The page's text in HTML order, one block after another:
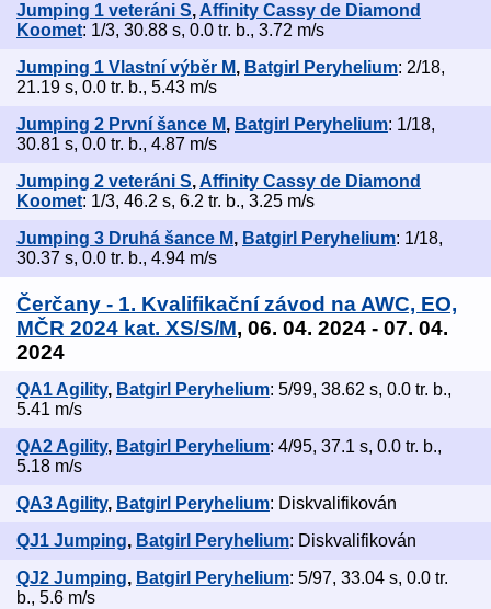
Jumping 1 veteráni S, Affinity Cassy de Diamond
Koomet: 1/3, 30.88 s, 0.0 tr. b., 3.72 m/s
Jumping 1 Vlastní výběr M, Batgirl Peryhelium: 2/18,
21.19 s, 0.0 tr. b., 5.43 m/s
Jumping 2 První šance M, Batgirl Peryhelium: 1/18,
30.81 s, 0.0 tr. b., 4.87 m/s
Jumping 2 veteráni S,Affinity Cassy de Diamond
Koomet: 1/3, 46.2 s, 6.2 tr. b., 3.25 m/s
Jumping 3 Druhá šance M, Batgirl Peryhelium: 1/18,
30.37 s, 0.0 tr. b., 4.94 m/s
Čerčany - 1. Kvalifikační závod na AWC, EO,
MČR 2024 kat. XS/S/M, 06. 04. 2024 - 07. 04.
2024
QA1 Agility, Batgirl Peryhelium: 5/99, 38.62 s, 0.0 tr. b.,
5.41 m/s
QA2 Agility, Batgirl Peryhelium: 4/95, 37.1 s, 0.0 tr. b.,
5.18 m/s
QA3 Agility, Batgirl Peryhelium: Diskvalifikován
QJ1 Jumping, Batgirl Peryhelium: Diskvalifikován
QJ2 Jumping, Batgirl Peryhelium: 5/97, 33.04 s, 0.0 tr.
b., 5.6 m/s